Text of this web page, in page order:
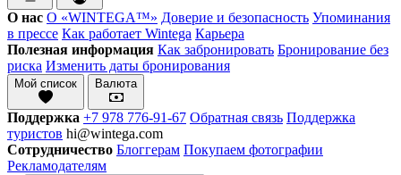
О нас О «WINTEGA™» Доверие и безопасность Упоминания
в прессе Как работает Wintega Карьера
Полезная информация Как забронировать Бронирование без
риска Изменить даты бронирования
Мой список Валюта
Поддержка +7 978 776-91-67 Обратная связь Поддержка
туристов hi@wintega.com
Сотрудничество Блоггерам Покупаем фотографии
Рекламодателям